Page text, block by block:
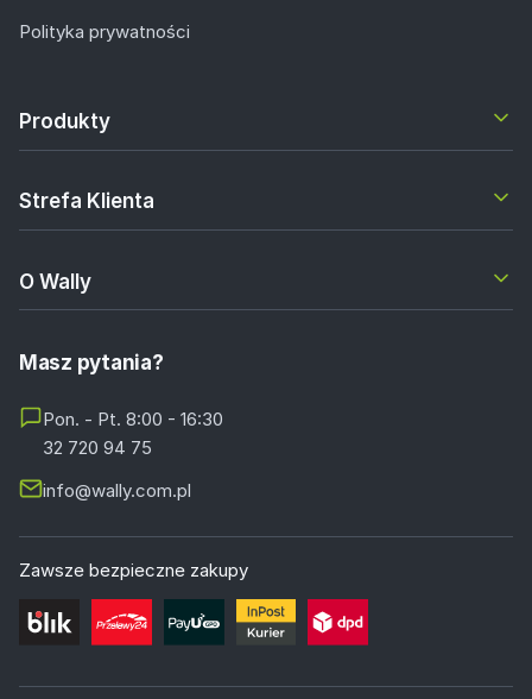
Polityka prywatności
Produkty
Strefa Klienta
O Wally
Masz pytania?
Pon. - Pt. 8:00 - 16:30
32 720 94 75
info@wally.com.pl
Zawsze bezpieczne zakupy